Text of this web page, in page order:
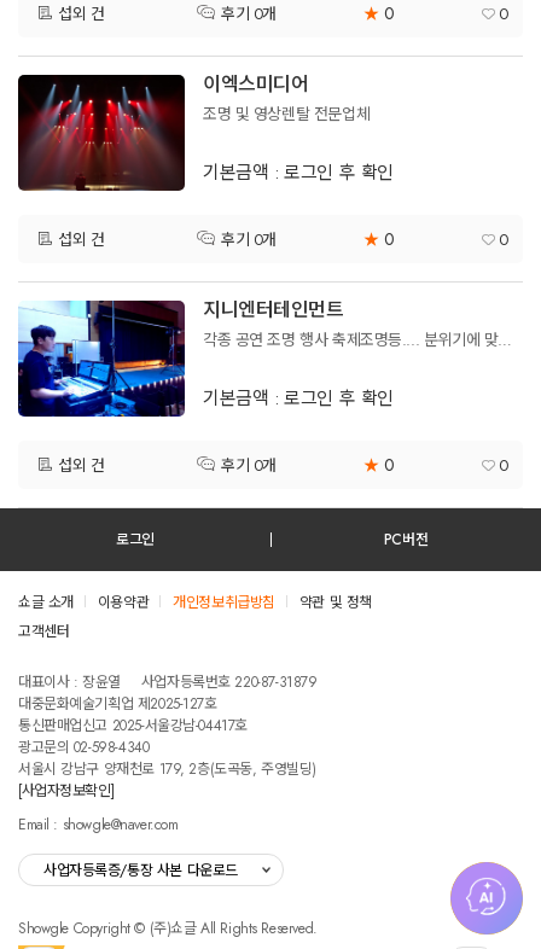
섭외 건 후기 0개 ★ 0 0
이엑스미디어
조명 및 영상렌탈 전문업체
기본금액 : 로그인 후 확인
섭외 건 후기 0개 ★ 0 0
지니엔터테인먼트
각종 공연 조명 행사 축제조명등.... 분위기에 맞게 센스있게 들어갑니다.
기본금액 : 로그인 후 확인
섭외 건 후기 0개 ★ 0 0
섭
로그인 PC버전
쇼글 소개 이용약관 개인정보취급방침
약관 및 정책
고객센터
대표이사 : 장윤열
사업자등록번호 220-87-31879
대중문화예술기획업 제2025-127호
통신판매업신고 2025-서울강남-04417호
광고문의 02-598-4340
서울시 강남구 양재천로 179, 2층(도곡동, 주영빌딩)
[사업자정보확인]
Email : showgle@naver.com
사업자등록증/통장 사본 다운로드
Showgle Copyright © (주)쇼글 All Rights Reserved.